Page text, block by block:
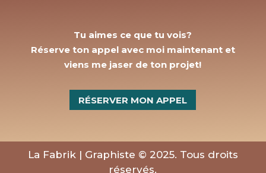
Tu aimes ce que tu vois?
Réserve ton appel avec moi maintenant et
viens me jaser de ton projet!
RÉSERVER MON APPEL
La Fabrik | Graphiste © 2025. Tous droits
réservés.